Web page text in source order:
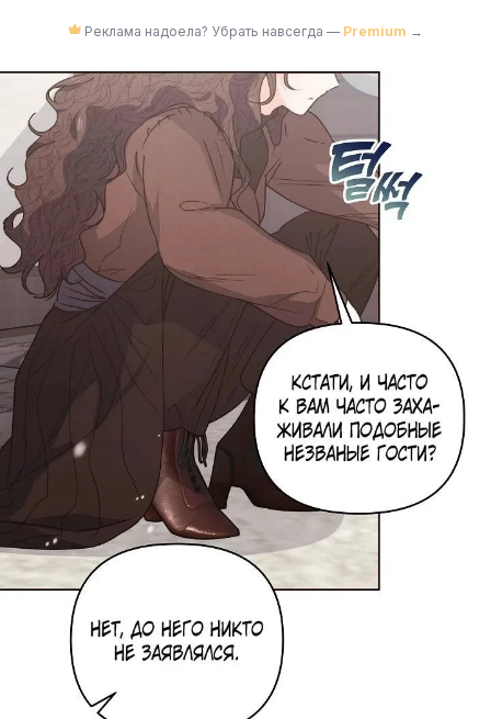
Реклама надоела? Убрать навсегда — Premium →